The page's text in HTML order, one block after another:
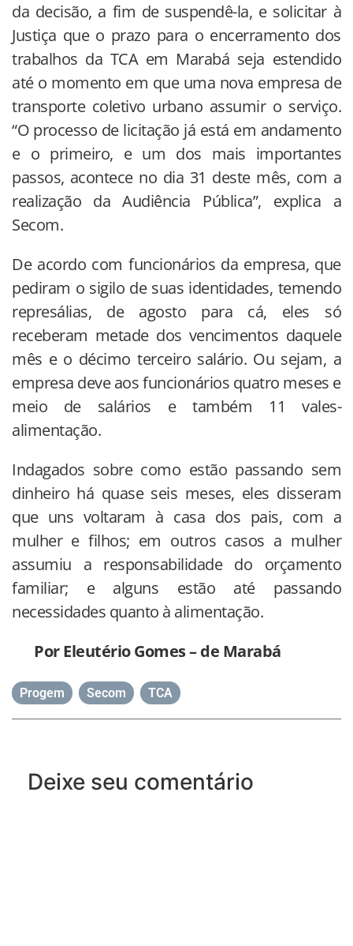
da decisão, a fim de suspendê-la, e solicitar à
Justiça que o prazo para o encerramento dos
trabalhos da TCA em Marabá seja estendido
até o momento em que uma nova empresa de
transporte coletivo urbano assumir o serviço.
“O processo de licitação já está em andamento
e o primeiro, e um dos mais importantes
passos, acontece no dia 31 deste mês, com a
realização da Audiência Pública”, explica a
Secom.
De acordo com funcionários da empresa, que
pediram o sigilo de suas identidades, temendo
represálias, de agosto para cá, eles só
receberam metade dos vencimentos daquele
mês e o décimo terceiro salário. Ou sejam, a
empresa deve aos funcionários quatro meses e
meio de salários e também 11 vales-
alimentação.
Indagados sobre como estão passando sem
dinheiro há quase seis meses, eles disseram
que uns voltaram à casa dos pais, com a
mulher e filhos; em outros casos a mulher
assumiu a responsabilidade do orçamento
familiar; e alguns estão até passando
necessidades quanto à alimentação.
Por Eleutério Gomes – de Marabá
Progem Secom TCA
Deixe seu comentário